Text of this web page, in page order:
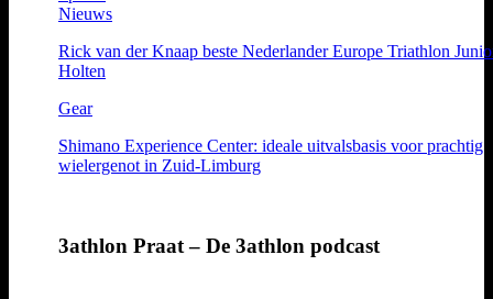
Nieuws
Rick van der Knaap beste Nederlander Europe Triathlon
Holten
Gear
Shimano Experience Center: ideale uitvalsbasis voor prachtig
wielergenot in Zuid-Limburg
3athlon Praat – De 3athlon podcast